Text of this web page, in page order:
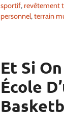
sportif,revêtement
personnel,terrain
Et Si
École